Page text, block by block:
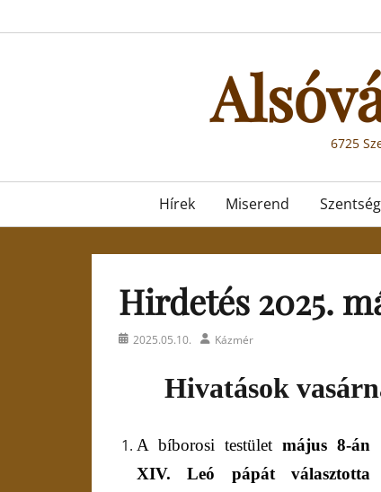
to
6725
Primary
menu
Hírek Miserend
Hirdetés 2025.
Posted2025.05.10. AuthorKázmér
Hivatások
A bíborosi testület május 8-án
XIV. Leó pápát választotta